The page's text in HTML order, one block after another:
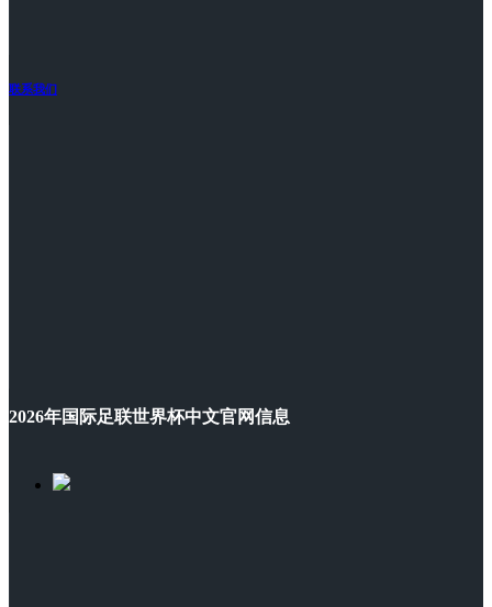
联系我们
2026年国际足联世界杯中文官网信息